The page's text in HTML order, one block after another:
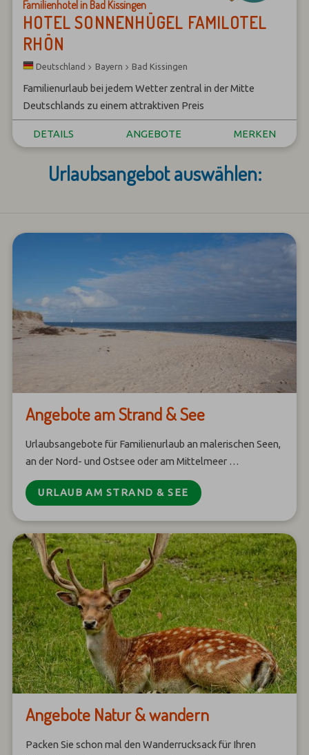
Familienhotel in Bad Kissingen
HOTEL SONNENHÜGEL FAMILOTEL
RHÖN
Deutschland Bayern Bad Kissingen
Familienurlaub bei jedem Wetter zentral in der Mitte
Deutschlands zu einem attraktiven Preis
DETAILS ANGEBOTE MERKEN
Urlaubsangebot auswählen:
Angebote am Strand & See
Urlaubsangebote für Familienurlaub an malerischen Seen,
an der Nord- und Ostsee oder am Mittelmeer …
URLAUB AM STRAND & SEE
Angebote Natur & wandern
Packen Sie schon mal den Wanderrucksack für Ihren